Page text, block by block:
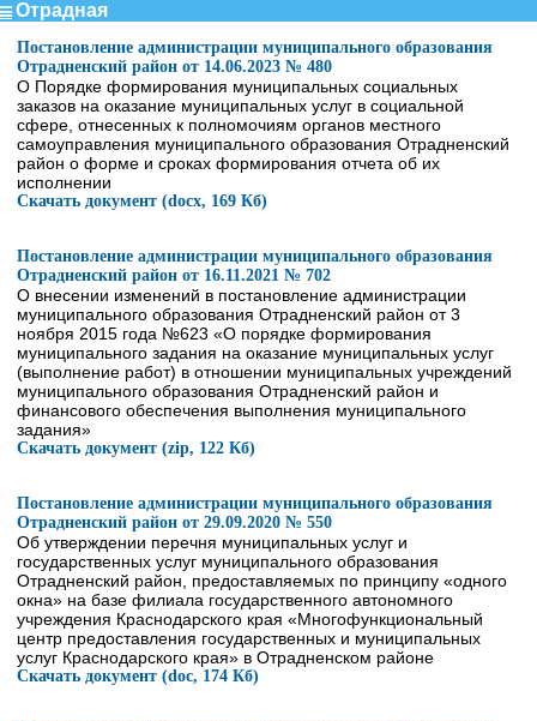
Отрадная
Постановление администрации муниципального образования
Отрадненский район от 14.06.2023 № 480
О Порядке формирования муниципальных социальных
заказов на оказание муниципальных услуг в социальной
сфере, отнесенных к полномочиям органов местного
самоуправления муниципального образования Отрадненский
район о форме и сроках формирования отчета об их
исполнении
Скачать документ (docx, 169 Кб)
Постановление администрации муниципального образования
Отрадненский район от 16.11.2021 № 702
О внесении изменений в постановление администрации
муниципального образования Отрадненский район от 3
ноября 2015 года №623 «О порядке формирования
муниципального задания на оказание муниципальных услуг
(выполнение работ) в отношении муниципальных учреждений
муниципального образования Отрадненский район и
финансового обеспечения выполнения муниципального
задания»
Скачать документ (zip, 122 Кб)
Постановление администрации муниципального образования
Отрадненский район от 29.09.2020 № 550
Об утверждении перечня муниципальных услуг и
государственных услуг муниципального образования
Отрадненский район, предоставляемых по принципу «одного
окна» на базе филиала государственного автономного
учреждения Краснодарского края «Многофункциональный
центр предоставления государственных и муниципальных
услуг Краснодарского края» в Отрадненском районе
Скачать документ (doc, 174 Кб)